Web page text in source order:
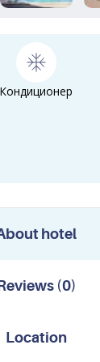
Кондиционер
hotel
Reviews(0)
Location